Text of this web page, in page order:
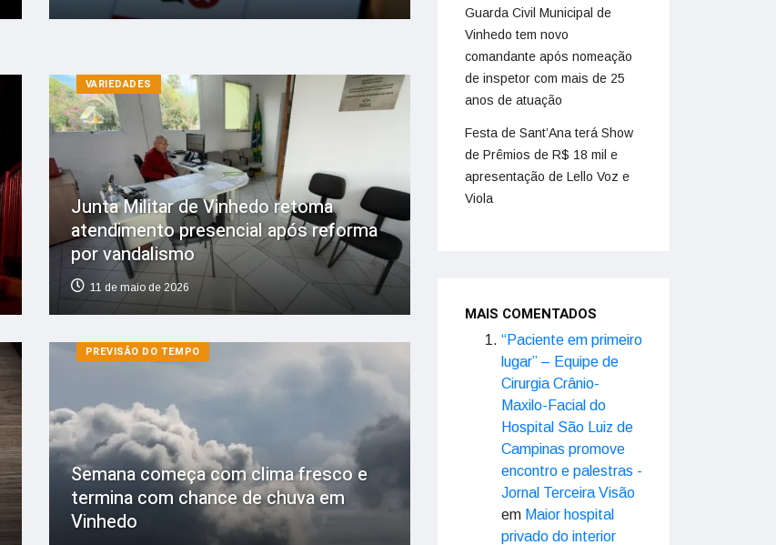
VARIEDADES
Junta Militar de Vinhedo retoma
atendimento presencial após reforma
por vandalismo
11 de maio de 2026
PREVISÃO DO TEMPO
Semana começa com clima fresco e
termina com chance de chuva em
Vinhedo
Guarda Civil Municipal de
Vinhedo tem novo
comandante após nomeação
de inspetor com mais de 25
anos de atuação
Festa de Sant’Ana terá Show
de Prêmios de R$ 18 mil e
apresentação de Lello Voz e
Viola
MAIS COMENTADOS
“Paciente em primeiro
lugar” – Equipe de
Cirurgia Crânio-
Maxilo-Facial do
Hospital São Luiz de
Campinas promove
encontro e palestras -
Jornal Terceira Visão
em Maior hospital
privado do interior